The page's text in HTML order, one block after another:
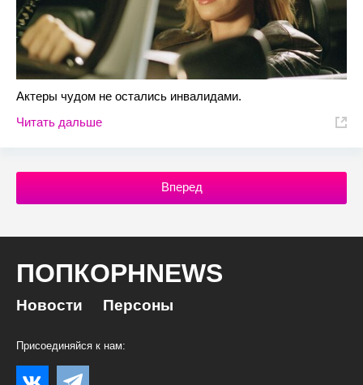
Актеры чудом не остались инвалидами.
Читать дальше
Вперед
ПОПКОРНNEWS
Новости Персоны
Присоединяйся к нам: